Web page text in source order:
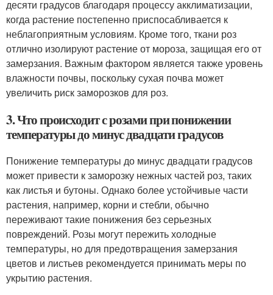
десяти градусов благодаря процессу акклиматизации,
когда растение постепенно приспосабливается к
неблагоприятным условиям. Кроме того, ткани роз
отлично изолируют растение от мороза, защищая его от
замерзания. Важным фактором является также уровень
влажности почвы, поскольку сухая почва может
увеличить риск заморозков для роз.
3. Что происходит с розами при понижении
температуры до минус двадцати градусов
Понижение температуры до минус двадцати градусов
может привести к заморозку нежных частей роз, таких
как листья и бутоны. Однако более устойчивые части
растения, например, корни и стебли, обычно
переживают такие понижения без серьезных
повреждений. Розы могут пережить холодные
температуры, но для предотвращения замерзания
цветов и листьев рекомендуется принимать меры по
укрытию растения.